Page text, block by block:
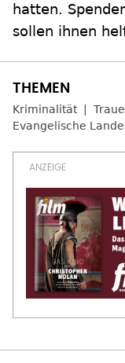
hatten.
sollen ihnen
Kriminalität
Evangelische